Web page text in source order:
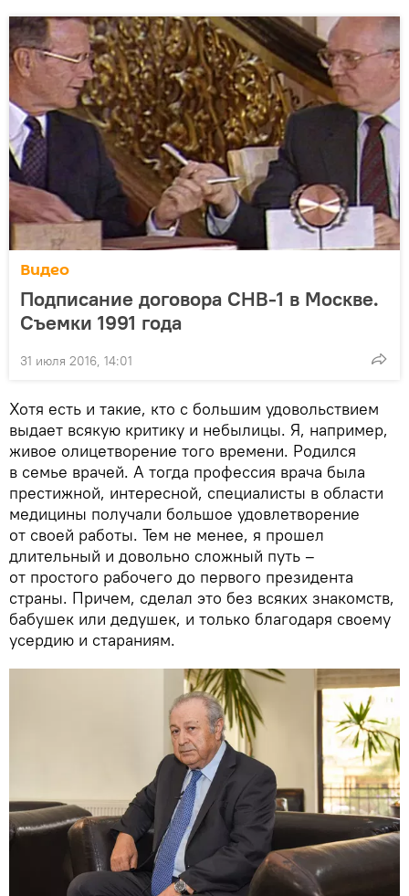
Видео
Подписание договора СНВ-1 в Москве.
Съемки 1991 года
31 июля 2016, 14:01
Хотя есть и такие, кто с большим удовольствием
выдает всякую критику и небылицы. Я, например,
живое олицетворение того времени. Родился
в семье врачей. А тогда профессия врача была
престижной, интересной, специалисты в области
медицины получали большое удовлетворение
от своей работы. Тем не менее, я прошел
длительный и довольно сложный путь –
от простого рабочего до первого президента
страны. Причем, сделал это без всяких знакомств,
бабушек или дедушек, и только благодаря своему
усердию и стараниям.